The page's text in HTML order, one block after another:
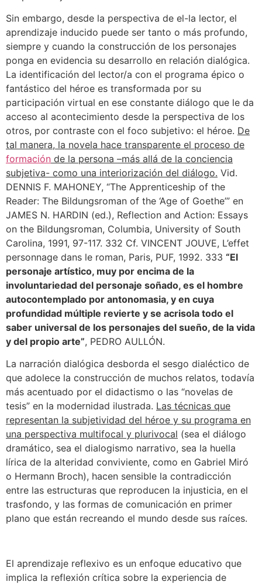
Sin embargo, desde la perspectiva de el-la lector, el
aprendizaje inducido puede ser tanto o más profundo,
siempre y cuando la construcción de los personajes
ponga en evidencia su desarrollo en relación dialógica.
La identificación del lector/a con el programa épico o
fantástico del héroe es transformada por su
participación virtual en ese constante diálogo que le da
acceso al acontecimiento desde la perspectiva de los
otros, por contraste con el foco subjetivo: el héroe. De
tal manera, la novela hace transparente el proceso de
formación de la persona –más allá de la conciencia
subjetiva- como una interiorización del diálogo. Vid.
DENNIS F. MAHONEY, “The Apprenticeship of the
Reader: The Bildungsroman of the ‘Age of Goethe’” en
JAMES N. HARDIN (ed.), Reflection and Action: Essays
on the Bildungsroman, Columbia, University of South
Carolina, 1991, 97-117. 332 Cf. VINCENT JOUVE, L’effet
personnage dans le roman, Paris, PUF, 1992. 333 “El
personaje artístico, muy por encima de la
involuntariedad del personaje soñado, es el hombre
autocontemplado por antonomasia, y en cuya
profundidad múltiple revierte y se acrisola todo el
saber universal de los personajes del sueño, de la vida
y del propio arte”, PEDRO AULLÓN.
La narración dialógica desborda el sesgo dialéctico de
que adolece la construcción de muchos relatos, todavía
más acentuado por el didactismo o las “novelas de
tesis” en la modernidad ilustrada. Las técnicas que
representan la subjetividad del héroe y su programa en
una perspectiva multifocal y plurivocal (sea el diálogo
dramático, sea el dialogismo narrativo, sea la huella
lírica de la alteridad conviviente, como en Gabriel Miró
o Hermann Broch), hacen sensible la contradicción
entre las estructuras que reproducen la injusticia, en el
trasfondo, y las formas de comunicación en primer
plano que están recreando el mundo desde sus raíces.
El aprendizaje reflexivo es un enfoque educativo que
implica la reflexión crítica sobre la experiencia de